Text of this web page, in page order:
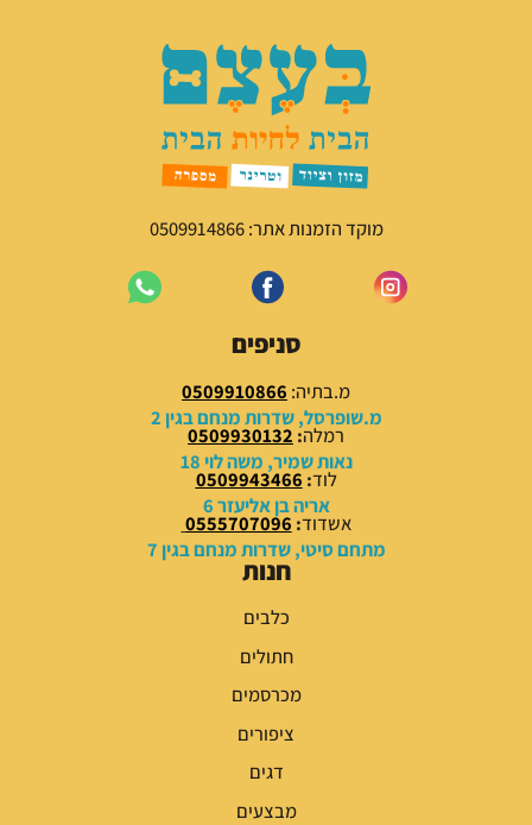
מ
ק
ר
י
י
:
1
9
.
0
0
₪
.
נ
ו
ח
י
ו
.
0
0
.
מוקד הזמנות אתר: 0509914866
סניפים
מ.בתיה: 0509910866
מ.שופרסל, שדרות מנחם בגין 2
רמלה:
0509930132
נאות שמיר, משה לוי 18
לוד:
0509943466
אריה בן אליעזר 6
אשדוד:
0555707096
מתחם סיטי, שדרות מנחם בגין 7
חנות
כלבים
חתולים
מכרסמים
ציפורים
דגים
מבצעים